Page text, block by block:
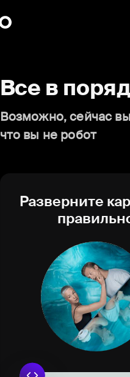
Все в
Возможно, сейчас
что вы не робот
Разверните